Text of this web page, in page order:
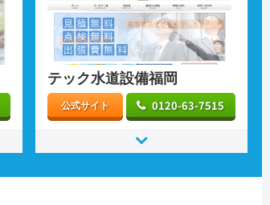
テック水道設備福岡
公式サイト 0120-63-7515